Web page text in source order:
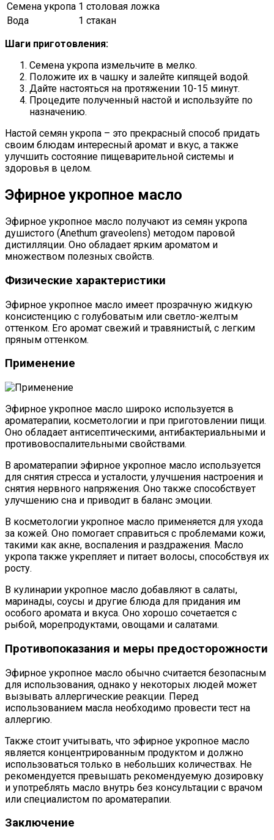
Семена укропа 1 столовая ложка
Вода
1 стакан
Шаги приготовления:
Семена укропа измельчите в мелко.
Положите их в чашку и залейте кипящей водой.
Дайте настояться на протяжении 10-15 минут.
Процедите полученный настой и используйте по
назначению.
Настой семян укропа – это прекрасный способ придать
своим блюдам интересный аромат и вкус, а также
улучшить состояние пищеварительной системы и
здоровья в целом.
Эфирное укропное масло
Эфирное укропное масло получают из семян укропа
душистого (Anethum graveolens) методом паровой
дистилляции. Оно обладает ярким ароматом и
множеством полезных свойств.
Физические характеристики
Эфирное укропное масло имеет прозрачную жидкую
консистенцию с голубоватым или светло-желтым
оттенком. Его аромат свежий и травянистый, с легким
пряным оттенком.
Применение
Эфирное укропное масло широко используется в
ароматерапии, косметологии и при приготовлении пищи.
Оно обладает антисептическими, антибактериальными и
противовоспалительными свойствами.
В ароматерапии эфирное укропное масло используется
для снятия стресса и усталости, улучшения настроения и
снятия нервного напряжения. Оно также способствует
улучшению сна и приводит в баланс эмоции.
В косметологии укропное масло применяется для ухода
за кожей. Оно помогает справиться с проблемами кожи,
такими как акне, воспаления и раздражения. Масло
укропа также укрепляет и питает волосы, способствуя их
росту.
В кулинарии укропное масло добавляют в салаты,
маринады, соусы и другие блюда для придания им
особого аромата и вкуса. Оно хорошо сочетается с
рыбой, морепродуктами, овощами и салатами.
Противопоказания и меры предосторожности
Эфирное укропное масло обычно считается безопасным
для использования, однако у некоторых людей может
вызывать аллергические реакции. Перед
использованием масла необходимо провести тест на
аллергию.
Также стоит учитывать, что эфирное укропное масло
является концентрированным продуктом и должно
использоваться только в небольших количествах. Не
рекомендуется превышать рекомендуемую дозировку
и употреблять масло внутрь без консультации с врачом
или специалистом по ароматерапии.
Заключение